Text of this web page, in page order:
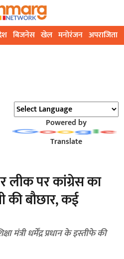
बिजनेस खेल मनोरंजन अपराजिता
Powered by
Translate
लीक पर कांग्रेस का
की बौछार, कई
मंत्री धर्मेंद्र प्रधान के इस्तीफे की